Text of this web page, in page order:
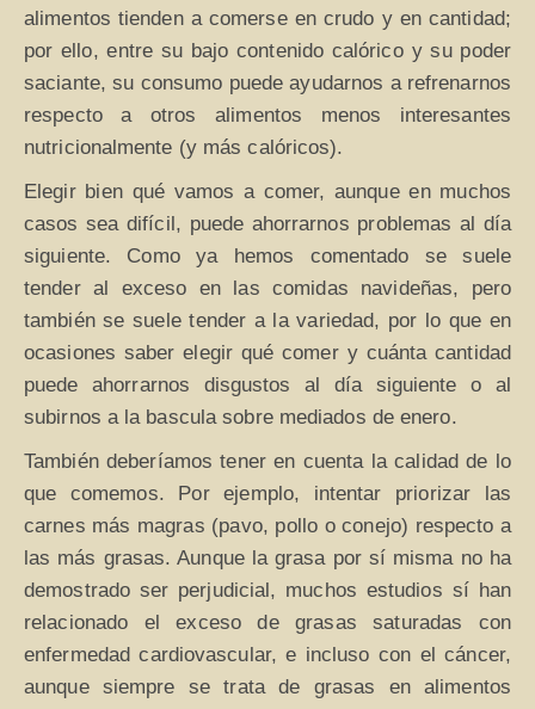
alimentos tienden a comerse en crudo y en cantidad;
por ello, entre su bajo contenido calórico y su poder
saciante, su consumo puede ayudarnos a refrenarnos
respecto a otros alimentos menos interesantes
nutricionalmente (y más calóricos).
Elegir bien qué vamos a comer, aunque en muchos
casos sea difícil, puede ahorrarnos problemas al día
siguiente. Como ya hemos comentado se suele
tender al exceso en las comidas navideñas, pero
también se suele tender a la variedad, por lo que en
ocasiones saber elegir qué comer y cuánta cantidad
puede ahorrarnos disgustos al día siguiente o al
subirnos a la bascula sobre mediados de enero.
También deberíamos tener en cuenta la calidad de lo
que comemos. Por ejemplo, intentar priorizar las
carnes más magras (pavo, pollo o conejo) respecto a
las más grasas. Aunque la grasa por sí misma no ha
demostrado ser perjudicial, muchos estudios sí han
relacionado el exceso de grasas saturadas con
enfermedad cardiovascular, e incluso con el cáncer,
aunque siempre se trata de grasas en alimentos